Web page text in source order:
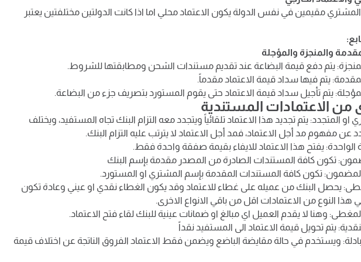
والمشتري مقيمين في نفس الدولة يكون الاعتماد محلي اما اذا كانت الدولتين مختلفتين يعتبر
والمنجزة والمؤجلة
يتم دفع قيمة البضاعة عند تقديم مستندات الشحن ومطابقتها للشروط.
يتم فيها سداد قيمة الاعتماد مقدماً.
يتم تأجيل سداد قيمة الاعتماد حتى يقوم المستورد بتصريف جزء من البضاعة.
من الاعتمادات المستندية
او المتجدد: يتم تجديد هذا الاعتماد تلقائياً ويتجدد معه التزام البنك تجاه المستفيد، ويختلف
عن مفهوم مد أجل الاعتماد، فمد أجل الاعتماد لا يترتب عليه التزام البنك.
الواحدة: يفتح هذا الاعتماد للايفاء بقيمة صفقة واحدة فقط.
تكون كافة المستندات الصادرة من المصدر مقدمة بإسم البنك
المضمون: تكون كافة المستندات المقدمة بإسم المشتري او المستورد.
يحصل البنك من عميله على غطاء للاعتماد وقد يكون الغطاء نقدي او عيني وعادة تكون
هذا النوع من الاعتمادات اقل من باقي الانواع الاخرى.
وهنا لا يقدم العميل اي مبالغ او ضمانات عينية للبنك لقاء فتح الاعتماد.
يتم تحويل قيمة الاعتماد الى المستفيد نقداً
ويستخدم في حالة مقايضة الباضع ويضمن فقط الاعتماد الفروق الناتجة عن اختلاف قيمة